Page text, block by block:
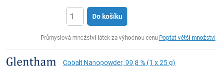
Do košíku
Průmyslová množství látek za výhodnou cenu Poptat větší množství
Cobalt Nanopowder, 99,8 % (1 x 25 g)